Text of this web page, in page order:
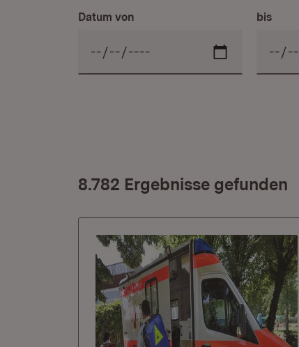
Datum von bis
8.782 Ergebnisse gefunden